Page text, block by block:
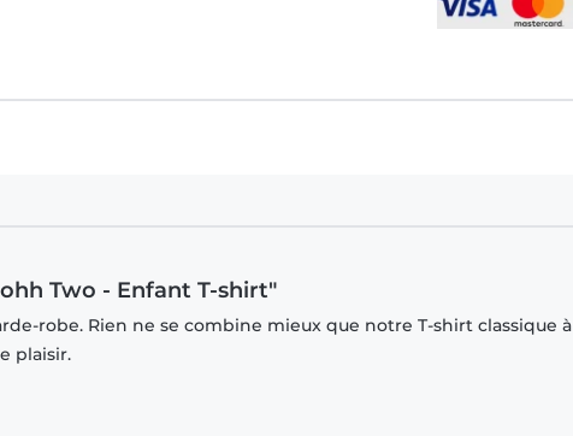
Two - Enfant T-shirt"
robe. Rien ne se combine mieux que notre T-shirt classique à
plaisir.